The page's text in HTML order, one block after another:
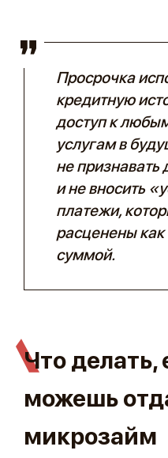
Просрочка
кредитную
доступ к
услугам в
не признавать
и не вносить
платежи,
расценены как
суммой.
Что делать,
можешь
микрозайм